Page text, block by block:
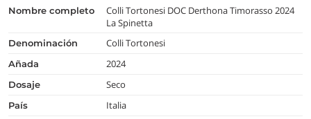
nombre completo
Colli Tortonesi DOC Derthona Timorasso 2024
La Spinetta
denominación Colli Tortonesi
añada 2024
dosaje Seco
país Italia